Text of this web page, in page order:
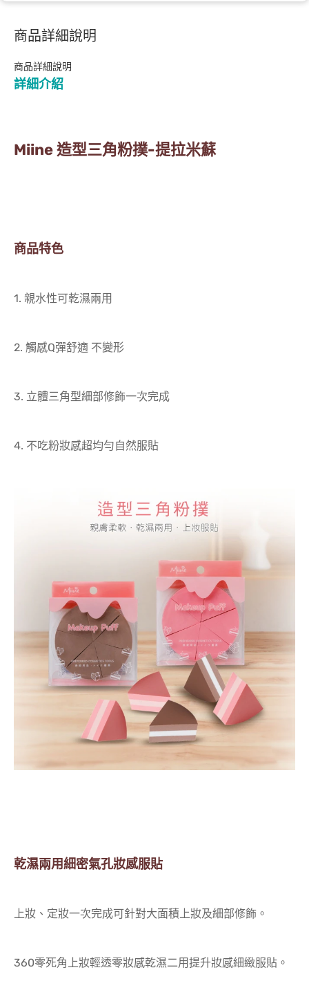
商品詳細說明
商品詳細說明
詳細介紹
Miine 造型三角粉撲-提拉米蘇
商品特色
1. 親水性可乾濕兩用
2. 觸感Q彈舒適 不變形
3. 立體三角型細部修飾一次完成
4. 不吃粉妝感超均勻自然服貼
乾濕兩用細密氣孔妝感服貼
上妝、定妝一次完成可針對大面積上妝及細部修飾。
360零死角上妝輕透零妝感乾濕二用提升妝感細緻服貼。